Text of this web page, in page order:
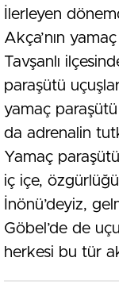
İlerleyen
Akça’nın
Tavşanlı
paraşütü
yamaç
da adrenalin
Yamaç
iç içe,
İnönü’deyiz,
Göbel’de de
herkesi bu tür